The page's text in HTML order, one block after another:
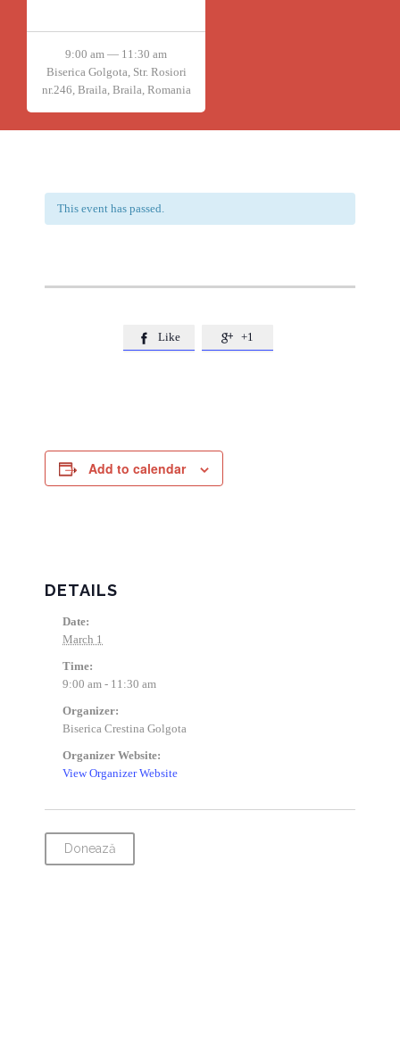
9:00 am — 11:30 am
Biserica Golgota, Str. Rosiori
nr.246, Braila, Braila, Romania
This event has passed.
 Like  +1
Add to calendar
DETAILS
Date:
March 1
Time:
9:00 am - 11:30 am
Organizer:
Biserica Crestina Golgota
Organizer Website:
View Organizer Website
Donează